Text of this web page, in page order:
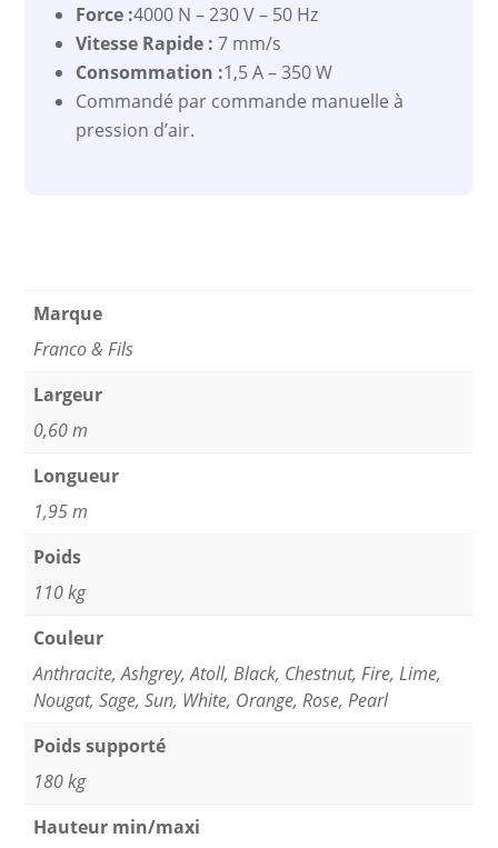
Force :4000 N – 230 V – 50 Hz
Vitesse Rapide : 7 mm/s
Consommation :1,5 A – 350 W
Commandé par commande manuelle à
pression d’air.
Marque
Franco & Fils
Largeur
0,60 m
Longueur
1,95 m
Poids
110 kg
Couleur
Anthracite,Ashgrey,Atoll,Black, Chestnut,Fire,Lime,
Nougat,Sage,Sun, White, Orange,Rose,Pearl
Poids supporté
180 kg
Hauteur min/maxi